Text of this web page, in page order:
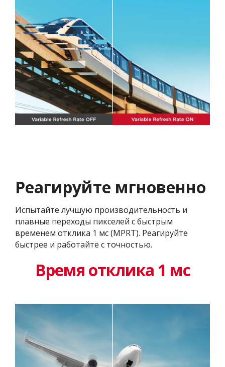
Реагируйте мгновенно
Испытайте лучшую производительность и
плавные переходы пикселей с быстрым
временем отклика 1 мс (MPRT). Реагируйте
быстрее и работайте с точностью.
Время отклика 1 мс